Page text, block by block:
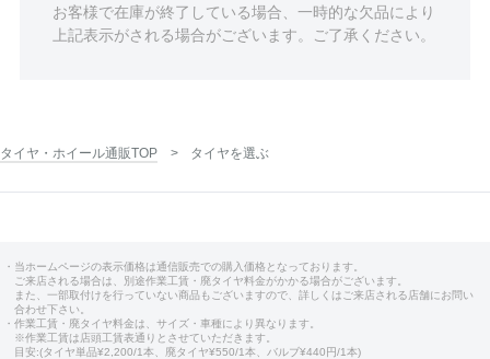
お客様で在庫が終了している場合、一時的な欠品により
上記表示がされる場合がございます。ご了承ください。
タイヤ・ホイール通販TOP タイヤを選ぶ
・当ホームページの表示価格は通信販売での購入価格となっております。
ご来店される場合は、別途作業工賃・廃タイヤ料金がかかる場合がございます。
また、一部取付けを行っていない商品もございますので、詳しくはご来店される店舗にお問い
合わせ下さい。
・作業工賃・廃タイヤ料金は、サイズ・車種により異なります。
※作業工賃は店頭工賃表通りとさせていただきます。
目安:(タイヤ単品¥2,200/1本、廃タイヤ¥550/1本、バルブ¥440円/1本)